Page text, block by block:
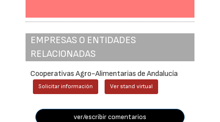
EMPRESAS O ENTIDADES
RELACIONADAS
Cooperativas Agro-Alimentarias de Andalucía
Solicitar información Ver stand virtual
ver/escribir comentarios